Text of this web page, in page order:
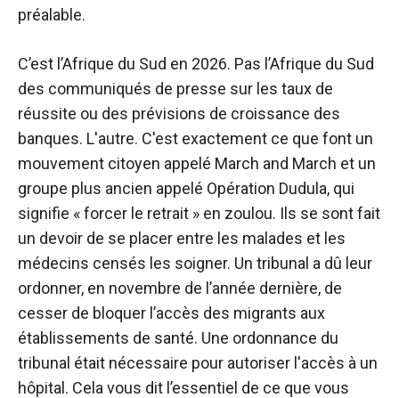
préalable.
C’est l’Afrique du Sud en 2026. Pas l’Afrique du Sud
des communiqués de presse sur les taux de
réussite ou des prévisions de croissance des
banques. L'autre. C'est exactement ce que font un
mouvement citoyen appelé March and March et un
groupe plus ancien appelé Opération Dudula, qui
signifie « forcer le retrait » en zoulou. Ils se sont fait
un devoir de se placer entre les malades et les
médecins censés les soigner. Un tribunal a dû leur
ordonner, en novembre de l’année dernière, de
cesser de bloquer l’accès des migrants aux
établissements de santé. Une ordonnance du
tribunal était nécessaire pour autoriser l'accès à un
hôpital. Cela vous dit l’essentiel de ce que vous